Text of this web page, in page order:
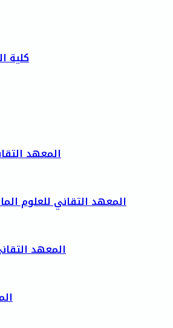
كلية
المعهد
المعهد التقاني للعلوم
المعهد